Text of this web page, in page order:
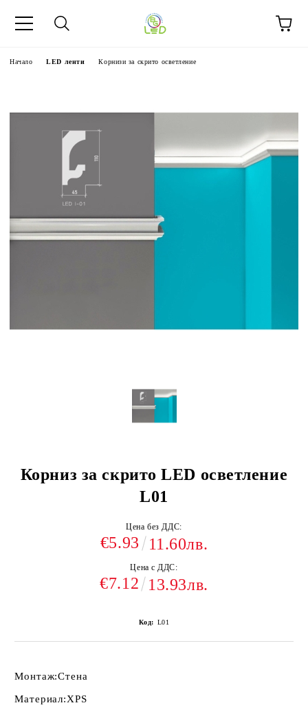
Начало LED ленти Корнизи за скрито осветление
Корниз за скрито LED осветление
L01
Цена без ДДС:
€5.93 11.60лв.
Цена с ДДС:
€7.12 13.93лв.
Код: L01
Монтаж:Стена
Материал:XPS